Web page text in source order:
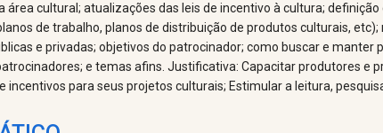
área cultural; atualizações das leis de incentivo à cultura;
de trabalho, planos de distribuição de produtos culturais,
e privadas; objetivos do patrocinador; como buscar e
e temas afins. Justificativa: Capacitar produtores e
para seus projetos culturais; Estimular a leitura,